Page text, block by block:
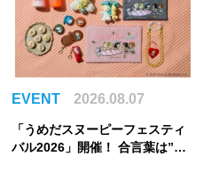
EVENT 2026.08.07
「うめだスヌーピーフェスティ
バル2026」開催！ 合言葉は”明